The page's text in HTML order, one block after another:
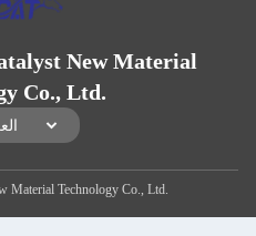
New Material
Co., Ltd.
Material Technology Co., Ltd.